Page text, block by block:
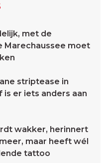
met de
Marechaussee moet
striptease in
is er iets anders aan
wakker, herinnert
maar heeft wél
tattoo